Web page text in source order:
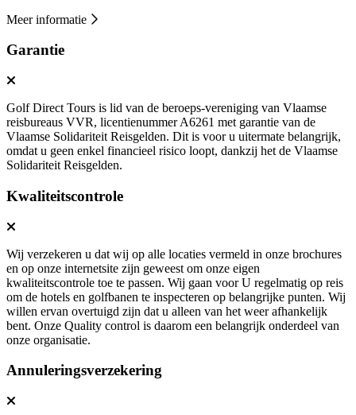
Meer informatie
Garantie
Golf Direct Tours is lid van de beroeps-vereniging van Vlaamse
reisbureaus VVR, licentienummer A6261 met garantie van de
Vlaamse Solidariteit Reisgelden. Dit is voor u uitermate belangrijk,
omdat u geen enkel financieel risico loopt, dankzij het de Vlaamse
Solidariteit Reisgelden.
Kwaliteitscontrole
Wij verzekeren u dat wij op alle locaties vermeld in onze brochures
en op onze internetsite zijn geweest om onze eigen
kwaliteitscontrole toe te passen. Wij gaan voor U regelmatig op reis
om de hotels en golfbanen te inspecteren op belangrijke punten. Wij
willen ervan overtuigd zijn dat u alleen van het weer afhankelijk
bent. Onze Quality control is daarom een belangrijk onderdeel van
onze organisatie.
Annuleringsverzekering